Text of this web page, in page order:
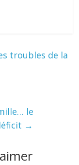
troubles de la
le
→